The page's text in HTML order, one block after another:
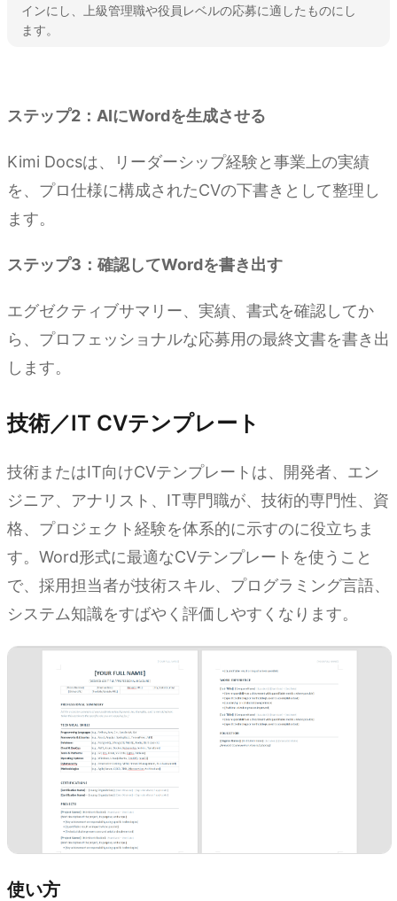
インにし、上級管理職や役員レベルの応募に適したものにし
ます。
ステップ2：AIにWordを生成させる
Kimi Docsは、リーダーシップ経験と事業上の実績
を、プロ仕様に構成されたCVの下書きとして整理し
ます。
ステップ3：確認してWordを書き出す
エグゼクティブサマリー、実績、書式を確認してか
ら、プロフェッショナルな応募用の最終文書を書き出
します。
技術／IT CVテンプレート
技術またはIT向けCVテンプレートは、開発者、エン
ジニア、アナリスト、IT専門職が、技術的専門性、資
格、プロジェクト経験を体系的に示すのに役立ちま
す。Word形式に最適なCVテンプレートを使うこと
で、採用担当者が技術スキル、プログラミング言語、
システム知識をすばやく評価しやすくなります。
使い方